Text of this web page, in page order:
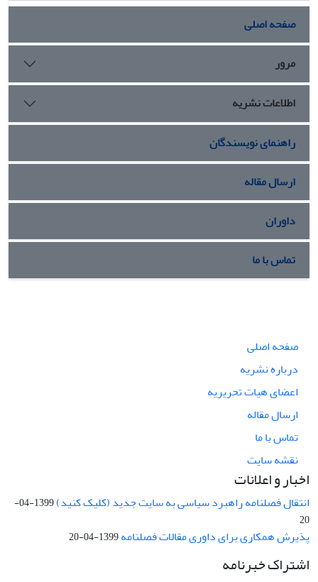
صفحه اصلی
مرور
اطلاعات نشریه
راهنمای نویسندگان
ارسال مقاله
داوران
تماس با ما
صفحه اصلی
درباره نشریه
اعضای هیات تحریریه
ارسال مقاله
تماس با ما
نقشه سایت
اخبار و اعلانات
انتقال فصلنامه راهبرد سیاسی به سایت جدید (کلیک کنید)
1399-04-
20
پذیرش همکاری برای داوری مقالات فصلنامه1399-04-20
اشتراک خبرنامه